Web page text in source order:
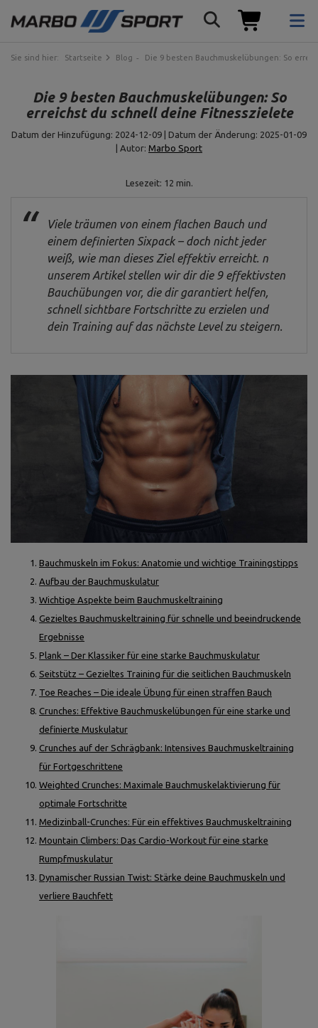
Sie sind hier: Startseite Blog Die 9 besten Bauchmuskelübungen: So
Die 9 besten Bauchmuskelübungen: So
erreichst du schnell deine Fitnesszielete
Datum der Hinzufügung: 2024-12-09 | Datum der Änderung: 2025-01-09
| Autor: Marbo Sport
Lesezeit: 12 min.
Viele träumen von einem flachen Bauch und
einem definierten Sixpack – doch nicht jeder
weiß, wie man dieses Ziel effektiv erreicht. n
unserem Artikel stellen wir dir die 9 effektivsten
Bauchübungen vor, die dir garantiert helfen,
schnell sichtbare Fortschritte zu erzielen und
dein Training auf das nächste Level zu steigern.
Bauchmuskeln im Fokus: Anatomie und wichtige Trainingstipps
Aufbau der Bauchmuskulatur
Wichtige Aspekte beim Bauchmuskeltraining
Gezieltes Bauchmuskeltraining für schnelle und beeindruckende
Ergebnisse
Plank – Der Klassiker für eine starke Bauchmuskulatur
Seitstütz – Gezieltes Training für die seitlichen Bauchmuskeln
Toe Reaches – Die ideale Übung für einen straffen Bauch
Crunches: Effektive Bauchmuskelübungen für eine starke und
definierte Muskulatur
Crunches auf der Schrägbank: Intensives Bauchmuskeltraining
für Fortgeschrittene
Weighted Crunches: Maximale Bauchmuskelaktivierung für
optimale Fortschritte
Medizinball-Crunches: Für ein effektives Bauchmuskeltraining
Mountain Climbers: Das Cardio-Workout für eine starke
Rumpfmuskulatur
Dynamischer Russian Twist: Stärke deine Bauchmuskeln und
verliere Bauchfett